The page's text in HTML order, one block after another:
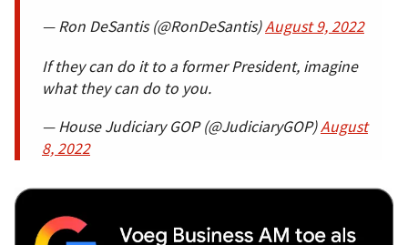
— Ron DeSantis (@RonDeSantis)August 9, 2022
If they can do it to a former President, imagine
what they can do to you.
— House Judiciary GOP (@JudiciaryGOP)August
8, 2022